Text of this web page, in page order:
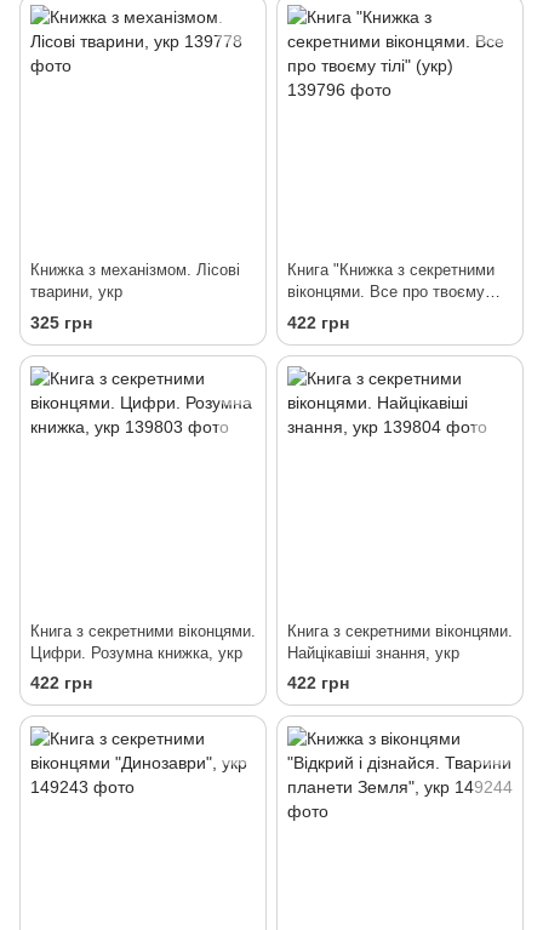
Книжка з механізмом. Лісові
тварини, укр
325 грн
Книга "Книжка з секретними
віконцями. Все про твоєму
тілі" (укр)
422 грн
Книга з секретними віконцями.
Цифри. Розумна книжка, укр
422 грн
Книга з секретними віконцями.
Найцікавіші знання, укр
422 грн